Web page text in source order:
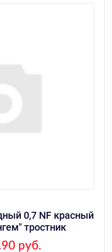
0,7 NF красный
тростник
руб.